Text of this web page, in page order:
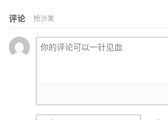
评论 抢沙发